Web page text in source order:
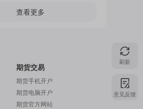
查看更多
刷新
意见反馈
期货交易
期货手机开户
期货电脑开户
期货官方网站